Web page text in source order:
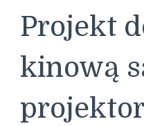
Projekt
kinową